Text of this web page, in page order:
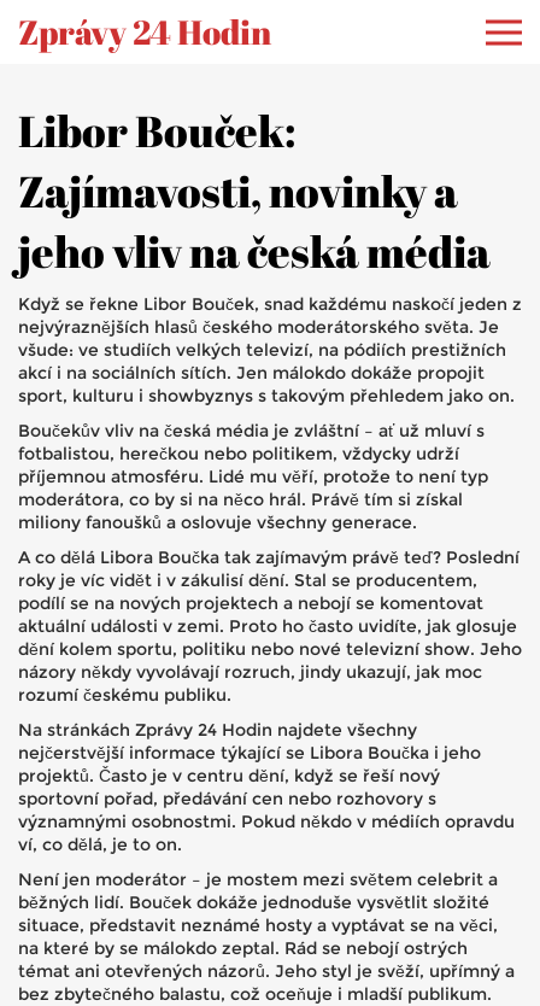
Zprávy 24 Hodin
Libor Bouček:
Zajímavosti, novinky a
jeho vliv na česká média
Když se řekne Libor Bouček, snad každému naskočí jeden z
nejvýraznějších hlasů českého moderátorského světa. Je
všude: ve studiích velkých televizí, na pódiích prestižních
akcí i na sociálních sítích. Jen málokdo dokáže propojit
sport, kulturu i showbyznys s takovým přehledem jako on.
Boučekův vliv na česká média je zvláštní – ať už mluví s
fotbalistou, herečkou nebo politikem, vždycky udrží
příjemnou atmosféru. Lidé mu věří, protože to není typ
moderátora, co by si na něco hrál. Právě tím si získal
miliony fanoušků a oslovuje všechny generace.
A co dělá Libora Boučka tak zajímavým právě teď? Poslední
roky je víc vidět i v zákulisí dění. Stal se producentem,
podílí se na nových projektech a nebojí se komentovat
aktuální události v zemi. Proto ho často uvidíte, jak glosuje
dění kolem sportu, politiku nebo nové televizní show. Jeho
názory někdy vyvolávají rozruch, jindy ukazují, jak moc
rozumí českému publiku.
Na stránkách Zprávy 24 Hodin najdete všechny
nejčerstvější informace týkající se Libora Boučka i jeho
projektů. Často je v centru dění, když se řeší nový
sportovní pořad, předávání cen nebo rozhovory s
významnými osobnostmi. Pokud někdo v médiích opravdu
ví, co dělá, je to on.
Není jen moderátor – je mostem mezi světem celebrit a
běžných lidí. Bouček dokáže jednoduše vysvětlit složité
situace, představit neznámé hosty a vyptávat se na věci,
na které by se málokdo zeptal. Rád se nebojí ostrých
témat ani otevřených názorů. Jeho styl je svěží, upřímný a
bez zbytečného balastu, což oceňuje i mladší publikum.